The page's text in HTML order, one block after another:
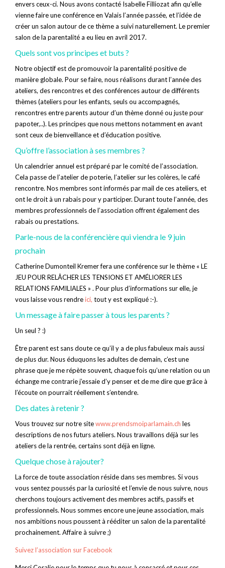
envers ceux-ci. Nous avons contacté Isabelle Filliozat afin qu’elle
vienne faire une conférence en Valais l’année passée, et l’idée de
créer un salon autour de ce thème a suivi naturellement. Le premier
salon de la parentalité a eu lieu en avril 2017.
Quels sont vos principes et buts ?
Notre objectif est de promouvoir la parentalité positive de
manière globale. Pour se faire, nous réalisons durant l’année des
ateliers, des rencontres et des conférences autour de différents
thèmes (ateliers pour les enfants, seuls ou accompagnés,
rencontres entre parents autour d’un thème donné ou juste pour
papoter,..). Les principes que nous mettons notamment en avant
sont ceux de bienveillance et d’éducation positive.
Qu’offre l’association à ses membres ?
Un calendrier annuel est préparé par le comité de l’association.
Cela passe de l’atelier de poterie, l’atelier sur les colères, le café
rencontre. Nos membres sont informés par mail de ces ateliers, et
ont le droit à un rabais pour y participer. Durant toute l’année, des
membres professionnels de l’association offrent également des
rabais ou prestations.
Parle-nous de la conférencière qui viendra le 9 juin
prochain
Catherine Dumonteil Kremer fera une conférence sur le thème « LE
JEU POUR RELÂCHER LES TENSIONS ET AMÉLIORER LES
RELATIONS FAMILIALES » . Pour plus d’informations sur elle, je
vous laisse vous rendreici, tout y est expliqué :-).
Un message à faire passer à tous les parents ?
Un seul ? :)
Être parent est sans doute ce qu’il y a de plus fabuleux mais aussi
de plus dur. Nous éduquons les adultes de demain, c’est une
phrase que je me répète souvent, chaque fois qu’une relation ou un
échange me contrarie j’essaie d’y penser et de me dire que grâce à
l’écoute on pourrait réellement s’entendre.
Des dates à retenir ?
Vous trouvez sur notre sitewww.prendsmoiparlamain.ch les
descriptions de nos futurs ateliers. Nous travaillons déjà sur les
ateliers de la rentrée, certains sont déjà en ligne.
Quelque chose à rajouter?
La force de toute association réside dans ses membres. Si vous
vous sentez poussés par la curiosité et l’envie de nous suivre, nous
cherchons toujours activement des membres actifs, passifs et
professionnels. Nous sommes encore une jeune association, mais
nos ambitions nous poussent à rééditer un salon de la parentalité
prochainement. Affaire à suivre ;)
Suivez l’association sur Facebook